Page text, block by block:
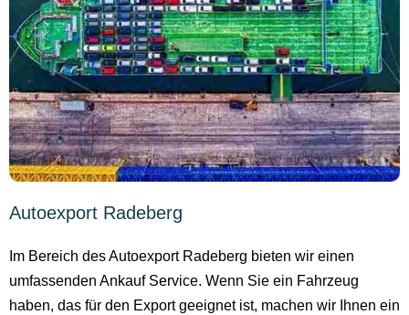
Autoexport Radeberg
Im Bereich des Autoexport Radeberg bieten wir einen
umfassenden Ankauf Service. Wenn Sie ein Fahrzeug
haben, das für den Export geeignet ist, machen wir Ihnen ein